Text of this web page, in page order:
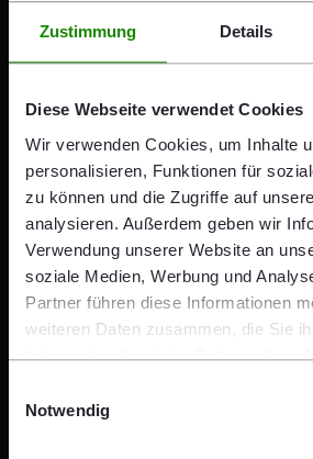
Zustimmung Details
Diese Webseite verwendet Cookies
Wir verwenden Cookies, um Inhalte
personalisieren, Funktionen für
zu können und die Zugriffe auf
analysieren. Außerdem geben wir
Verwendung unserer Website an
soziale Medien, Werbung und
Partner führen diese Informationen
weiteren Daten zusammen, die Sie
haben oder die sie im Rahmen Ihrer
Notwendig
ESG with Klaus Umek